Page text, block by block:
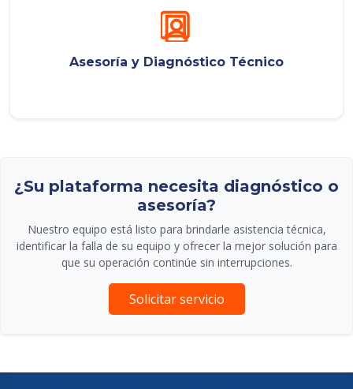
Asesoría y Diagnóstico Técnico
¿Su plataforma necesita diagnóstico o
asesoría?
Nuestro equipo está listo para brindarle asistencia técnica,
identificar la falla de su equipo y ofrecer la mejor solución para
que su operación continúe sin interrupciones.
Solicitar servicio